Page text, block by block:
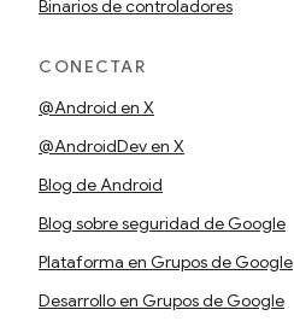
Binarios de controladores
CONECTAR
@Android en X
@AndroidDev en X
Blog de Android
Blog sobre seguridad de Google
Plataforma en Grupos de Google
Desarrollo en Grupos de Google